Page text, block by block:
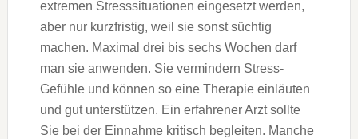
extremen Stresssituationen eingesetzt werden,
aber nur kurzfristig, weil sie sonst süchtig
machen. Maximal drei bis sechs Wochen darf
man sie anwenden. Sie vermindern Stress-
Gefühle und können so eine Therapie einläuten
und gut unterstützen. Ein erfahrener Arzt sollte
Sie bei der Einnahme kritisch begleiten. Manche